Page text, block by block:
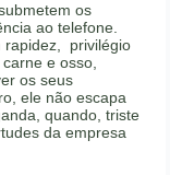
os
ao telefone.
rapidez, privilégio
e osso,
os seus
ele não escapa
quando, triste
da empresa